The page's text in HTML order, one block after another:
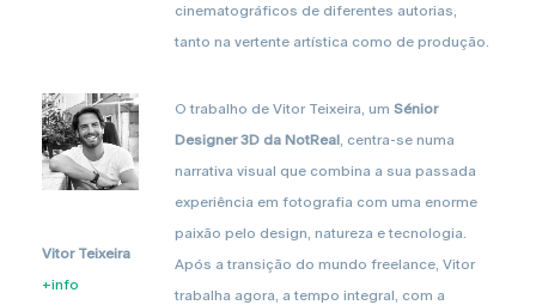
cinematográficos de diferentes autorias,
tanto na vertente artística como de produção.
Vitor Teixeira
+info
O trabalho de Vitor Teixeira, um Sénior
Designer 3D da NotReal , centra-se numa
narrativa visual que combina a sua passada
experiência em fotografia com uma enorme
paixão pelo design, natureza e tecnologia.
Após a transição do mundo freelance, Vitor
trabalha agora, a tempo integral, com a